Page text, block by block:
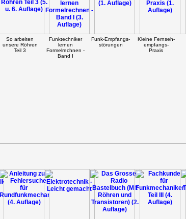
So arbeiten
unsere Röhren
Teil 3
Funktechniker
lernen
Formelrechnen -
Band I
Funk-Empfangs-
störungen
Kleine Fernseh-
empfangs-
Praxis